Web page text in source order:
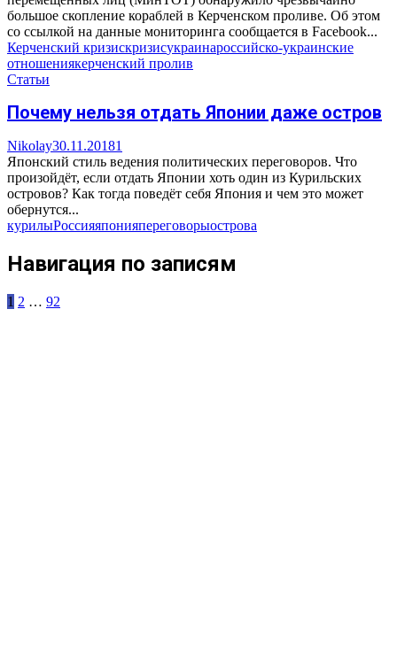
большое скопление кораблей в Керченском проливе. Об этом
со ссылкой на данные мониторинга сообщается в Facebook...
Керченский кризискризисукраинароссийско-украинские
отношениякерченский пролив
Статьи
Почему нельзя отдать Японии даже остров
Nikolay30.11.20181
Японский стиль ведения политических переговоров. Что
произойдёт, если отдать Японии хоть один из Курильских
островов? Как тогда поведёт себя Япония и чем это может
обернутся...
курилыРоссияяпонияпереговорыострова
Навигация по записям
1 2 … 92